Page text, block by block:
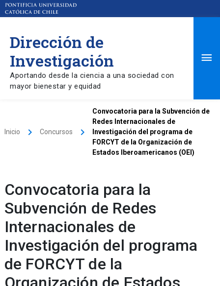
Dirección de
Investigación
Aportando desde la ciencia a una sociedad con
mayor bienestar y equidad
Inicio keyboard_arrow_right Concursos keyboard_arrow_right
Convocatoria para la Subvención de
Redes Internacionales de
Investigación del programa de
FORCYT de la Organización de
Estados Iberoamericanos (OEI)
Convocatoria para la
Subvención de Redes
Internacionales de
Investigación del programa
de FORCYT de la